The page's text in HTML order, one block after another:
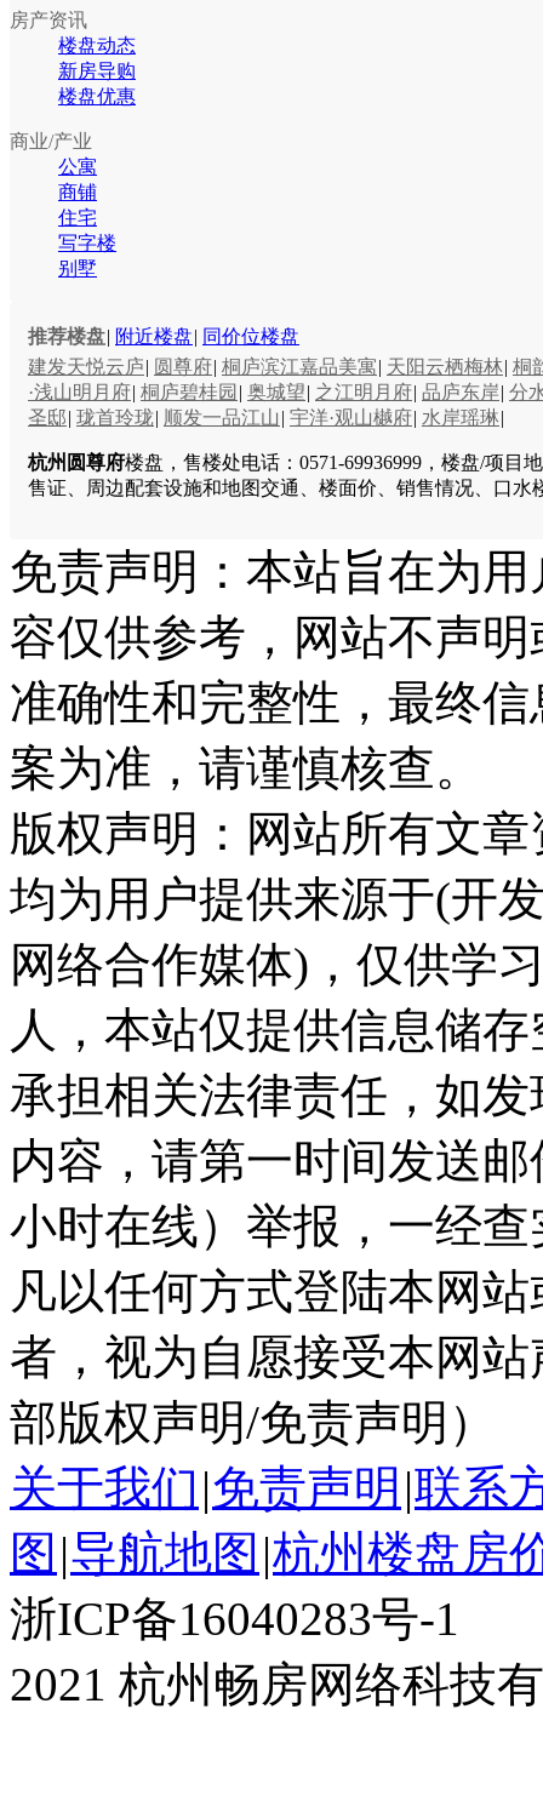
房产资讯
楼盘动态
新房导购
楼盘优惠
商业/产业
公寓
商铺
住宅
写字楼
别墅
推荐楼盘| 附近楼盘| 同价位楼盘
建发天悦云庐| 圆尊府| 桐庐滨江嘉品美寓| 天阳云栖梅林| 桐
·浅山明月府| 桐庐碧桂园 | 奥城望| 之江明月府| 品庐东岸| 分
圣邸| 珑首玲珑| 顺发一品江山| 宇洋·观山樾府| 水岸瑶琳|
杭州圆尊府楼盘，售楼处电话：0571-69936999，楼盘/项
售证、周边配套设施和地图交通、楼面价、销售情况、口水
免责声明：本站旨在为
容仅供参考，网站不声
准确性和完整性，最终
案为准，请谨慎核查。
版权声明：网站所有文
均为用户提供来源于(开
网络合作媒体)，仅供学
人，本站仅提供信息储
承担相关法律责任，如
内容，请第一时间发送邮
小时在线）举报，一经
凡以任何方式登陆本网
者，视为自愿接受本网
部版权声明/免责声明）
关于我们 |免责声明 |联系
图 |导航地图 |杭州楼盘房
浙ICP备16040283号-1
2021 杭州畅房网络科技